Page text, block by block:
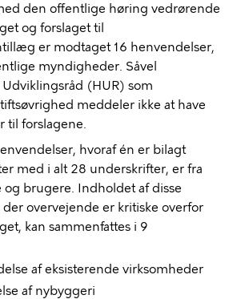
den offentlige høring vedrørende
og forslaget til
er modtaget 16 henvendelser,
myndigheder. Såvel
(HUR) som
meddeler ikke at have
til forslagene.
hvoraf én er bilagt
med i alt 28 underskrifter, er fra
og brugere. Indholdet af disse
overvejende er kritiske overfor
kan sammenfattes i 9
af eksisterende virksomheder
af nybyggeri